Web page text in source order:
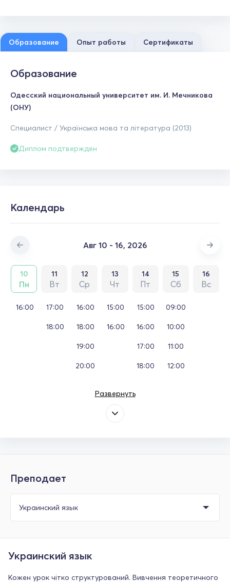
Образование Опыт работы Сертификаты
Образование
Одесский национальный университет им. И. Мечникова
(ОНУ)
Специалист / Українська мова та література (2013)
Диплом подтвержден
Календарь
Авг 10 - 16, 2026
10
Пн
11
Вт
12
Ср
13
Чт
14
Пт
15
Сб
16
Вс
16:00 17:00
18:00
16:00
18:00
19:00
20:00
15:00
16:00
15:00
16:00
17:00
18:00
09:00
10:00
11:00
12:00
Развернуть
Преподает
Украинский язык
Кожен урок чітко структурований. Вивчення теоретичного